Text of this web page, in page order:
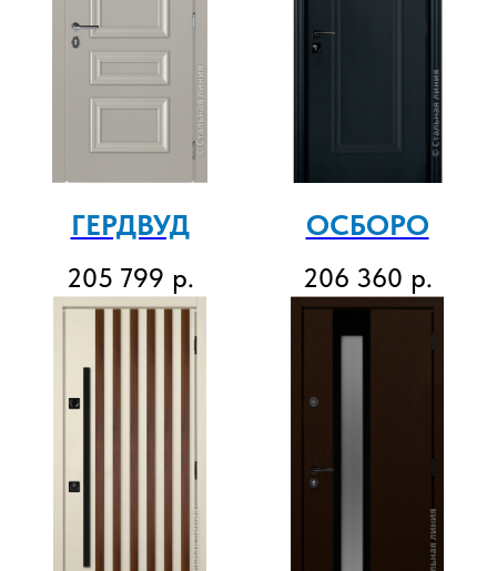
ГЕРДВУД
205 799 р.
ОСБОРО
206 360 р.